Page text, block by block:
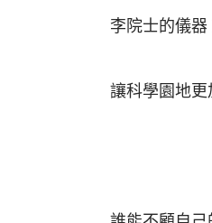
李院士的儀
讓科學園地更